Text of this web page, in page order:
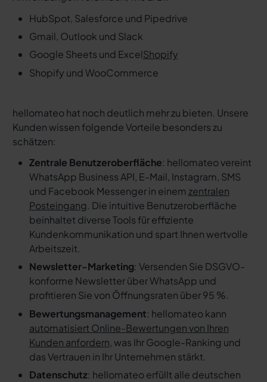
HubSpot, Salesforce und Pipedrive
Gmail, Outlook und Slack
Google Sheets und ExcelShopify
Shopify und WooCommerce
hellomateo hat noch deutlich mehr zu bieten. Unsere
Kunden wissen folgende Vorteile besonders zu
schätzen:
Zentrale Benutzeroberfläche: hellomateo vereint
WhatsApp Business API, E-Mail, Instagram, SMS
und Facebook Messenger in einem zentralen
Posteingang. Die intuitive Benutzeroberfläche
beinhaltet diverse Tools für effiziente
Kundenkommunikation und spart Ihnen wertvolle
Arbeitszeit.
Newsletter-Marketing: Versenden Sie DSGVO-
konforme Newsletter über WhatsApp und
profitieren Sie von Öffnungsraten über 95 %.
Bewertungsmanagement: hellomateo kann
automatisiert Online-Bewertungen von Ihren
Kunden anfordern, was Ihr Google-Ranking und
das Vertrauen in Ihr Unternehmen stärkt.
Datenschutz: hellomateo erfüllt alle deutschen